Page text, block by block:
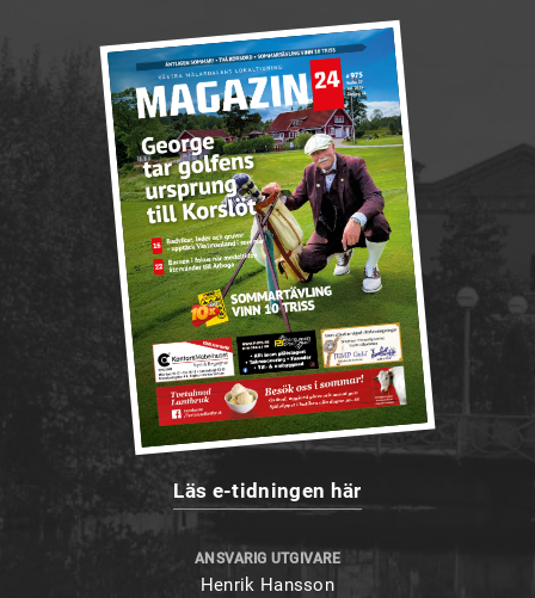
Läs e-tidningen här
ANSVARIG UTGIVARE
Henrik Hansson